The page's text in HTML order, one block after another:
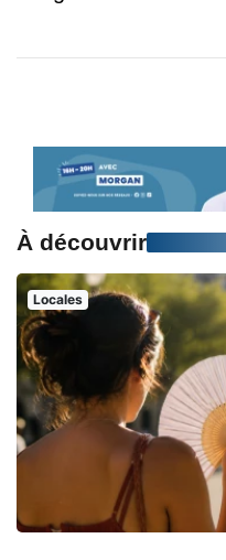
À découvrir
Locales